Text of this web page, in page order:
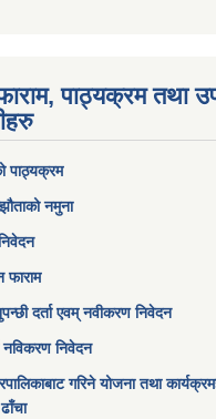
पाठ्यक्रम तथा
पाठ्यक्रम
नमुना
फाराम
दर्ता एवम् नवीकरण निवेदन
नविकरण निवेदन
गरिने योजना तथा